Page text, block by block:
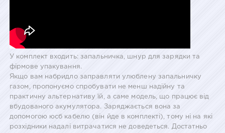
У комплект входить: запальничка, шнур для зарядки та
фірмове упакування.
Якщо вам набридло заправляти улюблену запальничку
газом, пропонуємо спробувати не менш надійну та
практичну альтернативу їй, а саме модель, що працює від
вбудованого акумулятора. Заряджається вона за
допомогою юсб кабелю (він йде в комплекті), тому ні на які
розхідники надалі витрачатися не доведеться. Достатньо